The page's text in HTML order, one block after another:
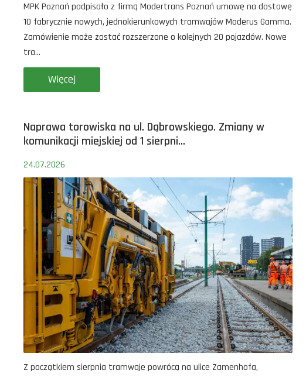
MPK Poznań podpisało z firmą Modertrans Poznań umowę na dostawę
10 fabrycznie nowych, jednokierunkowych tramwajów Moderus Gamma.
Zamówienie może zostać rozszerzone o kolejnych 20 pojazdów. Nowe
tra...
Więcej
Naprawa torowiska na ul. Dąbrowskiego. Zmiany w
komunikacji miejskiej od 1 sierpni...
24.07.2026
Z początkiem sierpnia tramwaje powrócą na ulice Zamenhofa,